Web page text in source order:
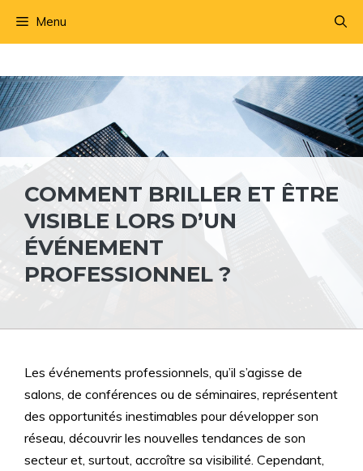
Menu
COMMENT BRILLER ET ÊTRE
VISIBLE LORS D’UN
ÉVÉNEMENT
PROFESSIONNEL ?
Les événements professionnels, qu’il s’agisse de
salons, de conférences ou de séminaires, représentent
des opportunités inestimables pour développer son
réseau, découvrir les nouvelles tendances de son
secteur et, surtout, accroître sa visibilité. Cependant,